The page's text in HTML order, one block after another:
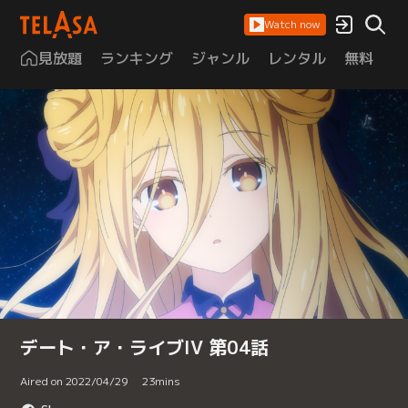
Watch now
見放題 ランキング ジャンル レンタル 無料
デート・ア・ライブIV 第04話
Aired on 2022/04/29 23mins